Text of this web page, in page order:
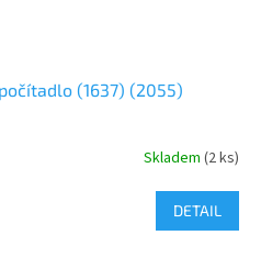
(1637) (2055)
Skladem (2 ks)
DETAIL